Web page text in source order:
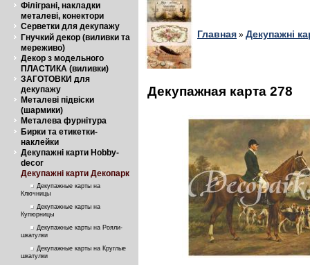
Філіграні, накладки
металеві, конектори
Серветки для декупажу
Гнучкий декор (виливки та
мереживо)
Декор з модельного
ПЛАСТИКА (виливки)
ЗАГОТОВКИ для
декупажу
Металеві підвіски
(шармики)
Металева фурнітура
Бирки та етикетки-
наклейки
Декупажні карти Hobby-
decor
Декупажні карти Декопарк
Декупажные карты на
Ключницы
Декупажные карты на
Купюрницы
Декупажные карты на Рояли-
шкатулки
Декупажные карты на Круглые
шкатулки
Главная » Декупажні
Декупажная карта 278